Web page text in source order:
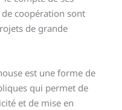
coopération sont
de grande
est une forme de
qui permet de
et de mise en